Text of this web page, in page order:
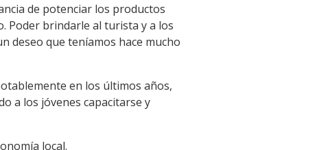
de potenciar los productos
Poder brindarle al turista y a los
deseo que teníamos hace mucho
en los últimos años,
a los jóvenes capacitarse y
local.